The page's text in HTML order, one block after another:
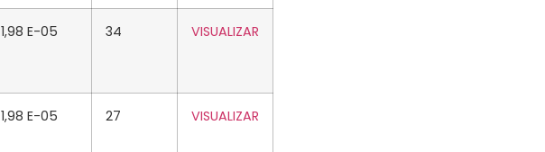
1,98 E-05 34 VISUALIZAR
1,98 E-05 27 VISUALIZAR